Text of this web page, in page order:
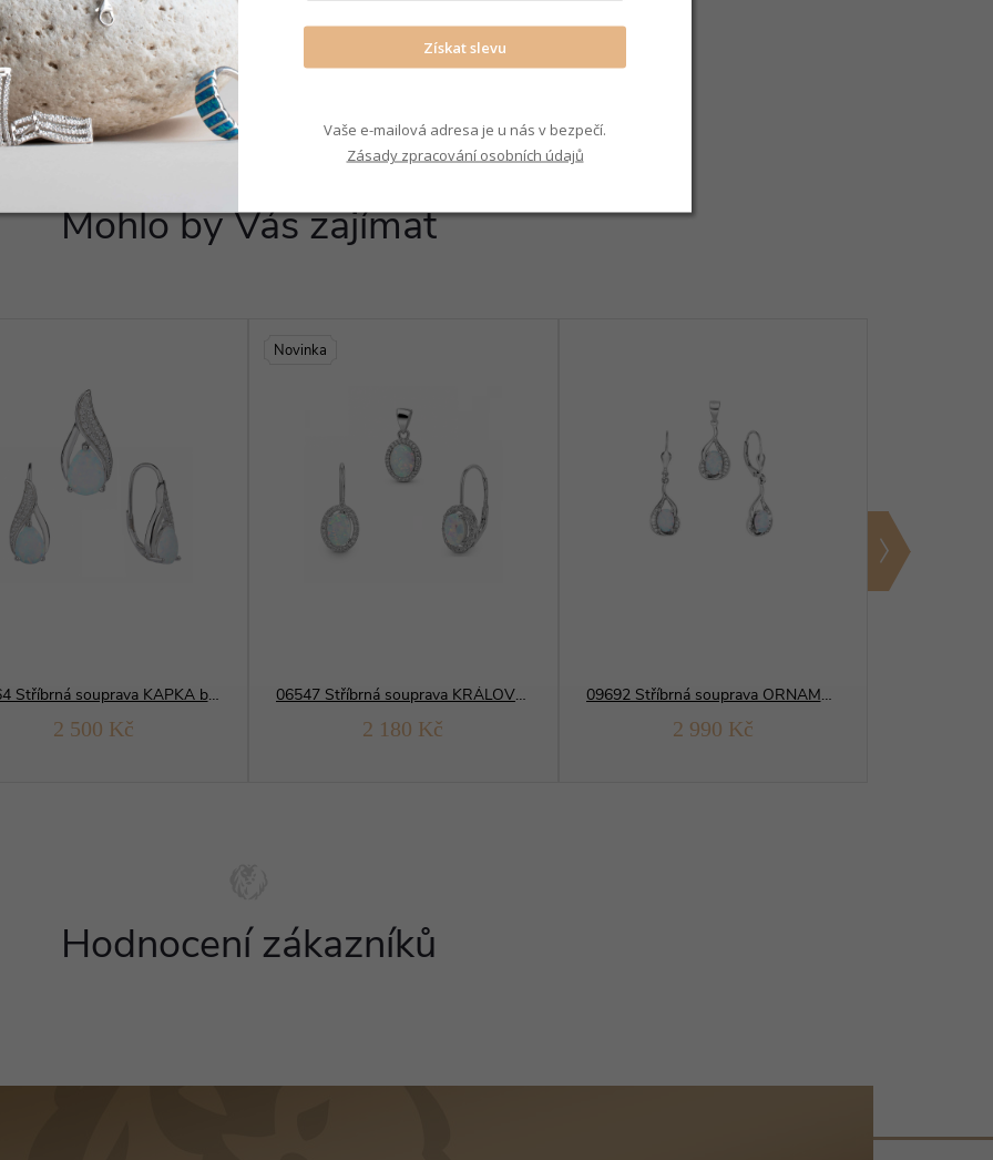
Mohlo by Vás zajímat
09264 Stříbrná souprava KAPKA bílý opál
2 500 Kč
Novinka
06547 Stříbrná souprava KRÁLOVSKÁ bílý opál
2 180 Kč
09692 Stříbrná souprava ORNAMENT slza bílý OPÁL
2 990 Kč
Hodnocení zákazníků
Získat slevu
Vaše e-mailová adresa je u nás v bezpečí.
Zásady zpracování osobních údajů